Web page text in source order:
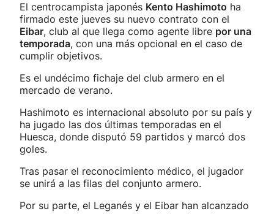
El centrocampista japonés Kento Hashimoto ha
firmado este jueves su nuevo contrato con el
Eibar, club al que llega como agente libre por una
temporada, con una más opcional en el caso de
cumplir objetivos.
Es el undécimo fichaje del club armero en el
mercado de verano.
Hashimoto es internacional absoluto por su país y
ha jugado las dos últimas temporadas en el
Huesca, donde disputó 59 partidos y marcó dos
goles.
Tras pasar el reconocimiento médico, el jugador
se unirá a las filas del conjunto armero.
Por su parte, el Leganés y el Eibar han alcanzado